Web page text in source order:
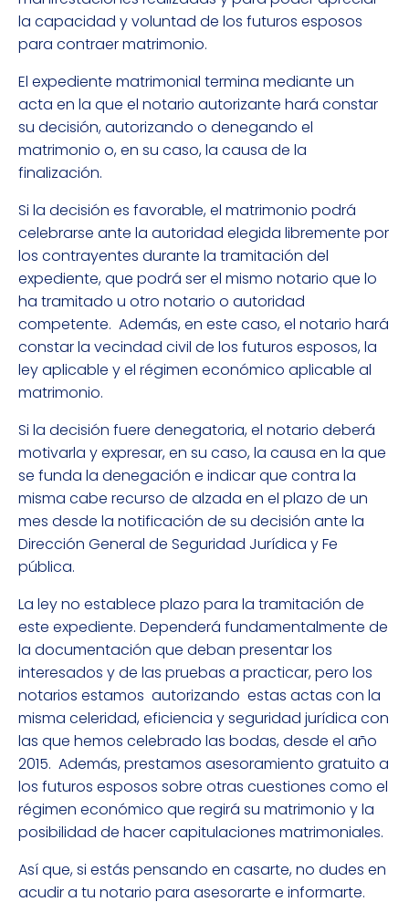
la capacidad y voluntad de los futuros esposos
para contraer matrimonio.
El expediente matrimonial termina mediante un
acta en la que el notario autorizante hará constar
su decisión, autorizando o denegando el
matrimonio o, en su caso, la causa de la
finalización.
Si la decisión es favorable, el matrimonio podrá
celebrarse ante la autoridad elegida libremente por
los contrayentes durante la tramitación del
expediente, que podrá ser el mismo notario que lo
ha tramitado u otro notario o autoridad
competente. Además, en este caso, el notario hará
constar la vecindad civil de los futuros esposos, la
ley aplicable y el régimen económico aplicable al
matrimonio.
Si la decisión fuere denegatoria, el notario deberá
motivarla y expresar, en su caso, la causa en la que
se funda la denegación e indicar que contra la
misma cabe recurso de alzada en el plazo de un
mes desde la notificación de su decisión ante la
Dirección General de Seguridad Jurídica y Fe
pública.
La ley no establece plazo para la tramitación de
este expediente. Dependerá fundamentalmente de
la documentación que deban presentar los
interesados y de las pruebas a practicar, pero los
notarios estamos autorizando estas actas con la
misma celeridad, eficiencia y seguridad jurídica con
las que hemos celebrado las bodas, desde el año
2015. Además, prestamos asesoramiento gratuito a
los futuros esposos sobre otras cuestiones como el
régimen económico que regirá su matrimonio y la
posibilidad de hacer capitulaciones matrimoniales.
Así que, si estás pensando en casarte, no dudes en
acudir a tu notario para asesorarte e informarte.